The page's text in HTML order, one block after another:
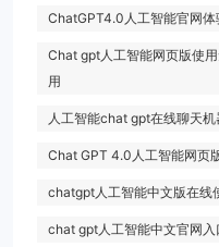
ChatGPT4.0人工智能官网体
Chat gpt人工智能网页版使
用
人工智能chat gpt在线聊天机
Chat GPT 4.0人工智能网页
chatgpt人工智能中文版在线
chat gpt人工智能中文官网入